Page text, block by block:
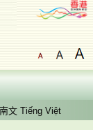
文 Tiếng Việt